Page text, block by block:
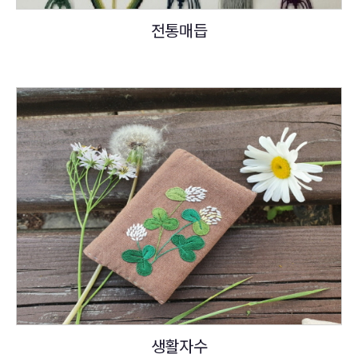
전통매듭
생활자수